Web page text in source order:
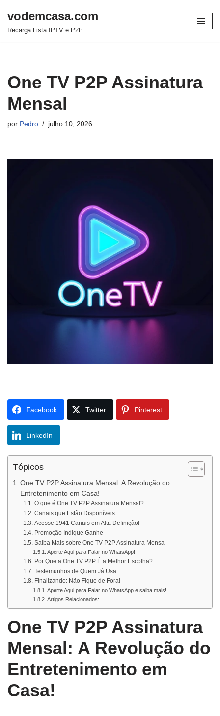
Pular
vodemcasa.com
Recarga Lista IPTV e P2P.
One TV P2P Assinatura
Mensal
por Pedro julho 10, 2026
Facebook Twitter Pinterest
LinkedIn
Tópicos
One TV P2P Assinatura Mensal: A Revolução do
Entretenimento em Casa!
O que é One TV P2P Assinatura Mensal?
Canais que Estão Disponíveis
Acesse 1941 Canais em Alta Definição!
Promoção Indique Ganhe
Saiba Mais sobre One TV P2P Assinatura Mensal
Aperte Aqui para Falar no WhatsApp!
Por Que a One TV P2P É a Melhor Escolha?
Testemunhos de Quem Já Usa
Finalizando: Não Fique de Fora!
Aperte Aqui para Falar no WhatsApp e saiba mais!
Artigos Relacionados:
One TV P2P Assinatura
Mensal: A Revolução do
Entretenimento em
Casa!